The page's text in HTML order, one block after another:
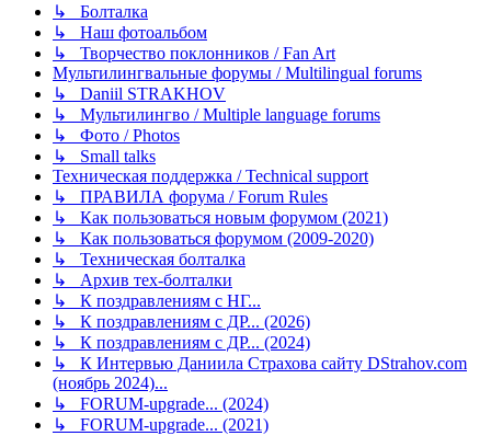
↳ Болталка
↳ Наш фотоальбом
↳ Творчество поклонников / Fan Art
Мультилингвальные форумы / Multilingual forums
↳ Daniil STRAKHOV
↳ Мультилингво / Multiple language forums
↳ Фото / Photos
↳ Small talks
Техническая поддержка / Technical support
↳ ПРАВИЛА форума / Forum Rules
↳ Как пользоваться новым форумом (2021)
↳ Как пользоваться форумом (2009-2020)
↳ Техническая болталка
↳ Архив тех-болталки
↳ К поздравлениям с НГ...
↳ К поздравлениям с ДР... (2026)
↳ К поздравлениям с ДР... (2024)
↳ К Интервью Даниила Страхова сайту DStrahov.com
(ноябрь 2024)...
↳ FORUM-upgrade... (2024)
↳ FORUM-upgrade... (2021)